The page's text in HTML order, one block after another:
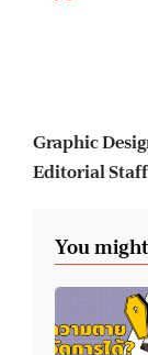
Graphic
Editorial
You